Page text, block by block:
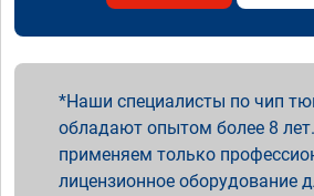
Наши специалисты по чип
обладают опытом более 8
применяем только
лицензионное оборудование